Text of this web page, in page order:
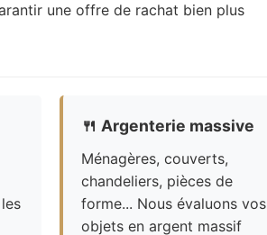
une offre de rachat bien plus
🍴 Argenterie massive
Ménagères, couverts,
chandeliers, pièces de
forme... Nous évaluons vos
objets en argent massif